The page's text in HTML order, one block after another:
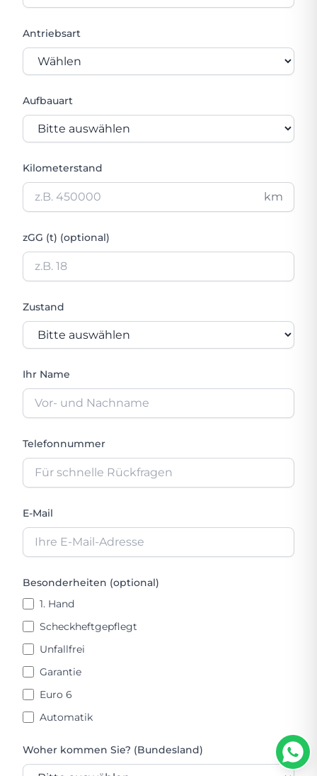
Antriebsart
Aufbauart
Kilometerstand
km
zGG (t) (optional)
Zustand
Ihr Name
Telefonnummer
E-Mail
Besonderheiten (optional)
1. Hand
Scheckheftgepflegt
Unfallfrei
Garantie
Euro 6
Automatik
Woher kommen Sie? (Bundesland)